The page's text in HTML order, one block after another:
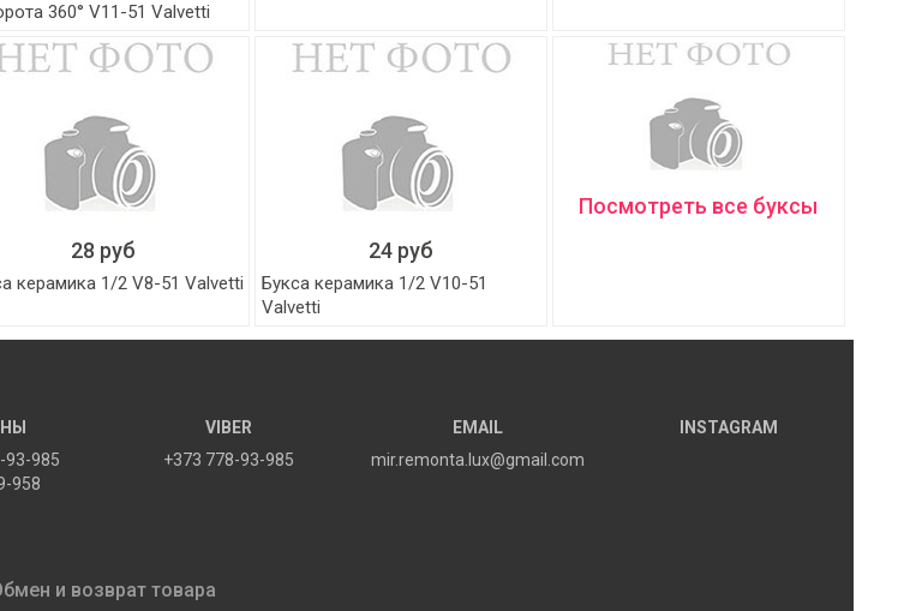
360° V11-51 Valvetti
28 руб
керамика 1/2 V8-51 Valvetti
24 руб
Букса керамика 1/2 V10-51
Valvetti
Посмотреть все буксы
93-985
958
VIBER
+373 778-93-985
EMAIL
mir.remonta.lux@gmail.com
INSTAGRAM
и возврат товара